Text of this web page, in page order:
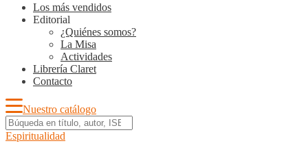
Los más vendidos
Editorial
¿Quiénes somos?
La Misa
Actividades
Librería Claret
Contacto
Nuestro catálogo
Espiritualidad